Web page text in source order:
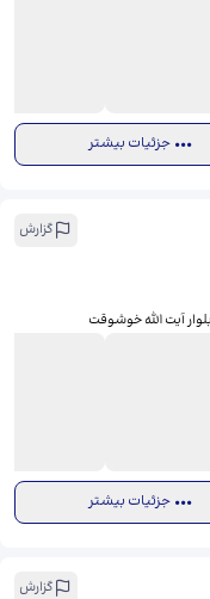
جزئیات بیشتر
گزارش
جزئیات بیشتر
گزارش